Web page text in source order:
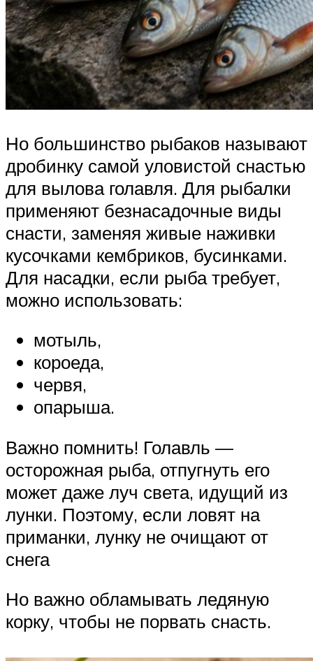
Но большинство рыбаков называют
дробинку самой уловистой снастью
для вылова голавля. Для рыбалки
применяют безнасадочные виды
снасти, заменяя живые наживки
кусочками кембриков, бусинками.
Для насадки, если рыба требует,
можно использовать:
мотыль,
короеда,
червя,
опарыша.
Важно помнить! Голавль —
осторожная рыба, отпугнуть его
может даже луч света, идущий из
лунки. Поэтому, если ловят на
приманки, лунку не очищают от
снега
Но важно обламывать ледяную
корку, чтобы не порвать снасть.